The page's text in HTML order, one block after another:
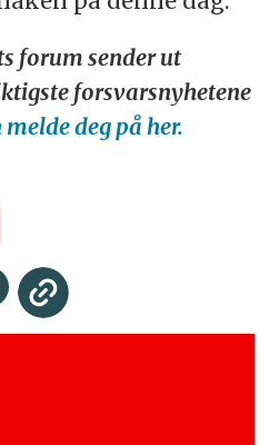
forum sender ut
forsvarsnyhetene
deg på her.